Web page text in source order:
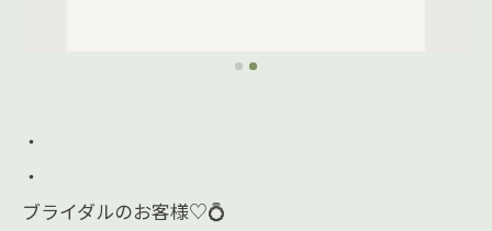
・
・
ブライダルのお客様♡💍